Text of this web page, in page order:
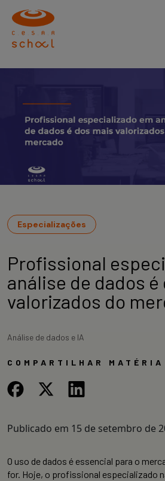
Especializações
Profissional
análise de dados é
valorizados do
Análise de dados e IA
COMPARTILHAR MATÉRIA
Publicado em 15 de setembro de
O uso de dados é essencial para o
for. Hoje, o profissional especializado